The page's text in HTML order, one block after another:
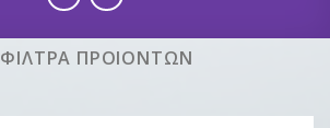
ΦΙΛΤΡΑ ΠΡΟΙΟΝΤΩΝ